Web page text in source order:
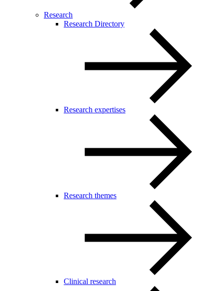
Research
Research Directory
Research expertises
Research themes
Clinical research